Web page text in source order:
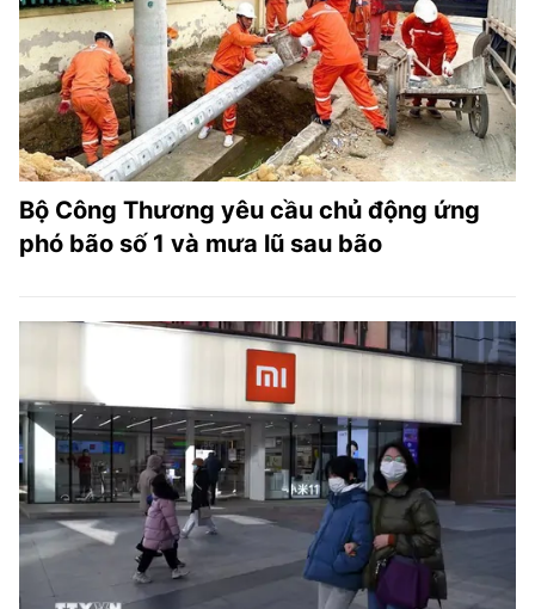
TRA CỨU PHƯỜNG XÃ
CỐNG HIẾN
BÙI XUÂN PHÁI
TIỆN ÍCH
LIÊN HỆ QUẢNG CÁO
Điện thoại: 024.38254756
MẠNG XÃ HỘI
Bộ Công Thương yêu cầu chủ động ứng
phó bão số 1 và mưa lũ sau bão